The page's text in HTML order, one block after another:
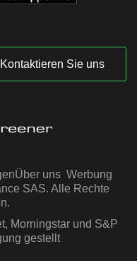
Kontaktieren Sie uns
Über uns Werbung
SAS. Alle Rechte
Morningstar und S&P
gestellt